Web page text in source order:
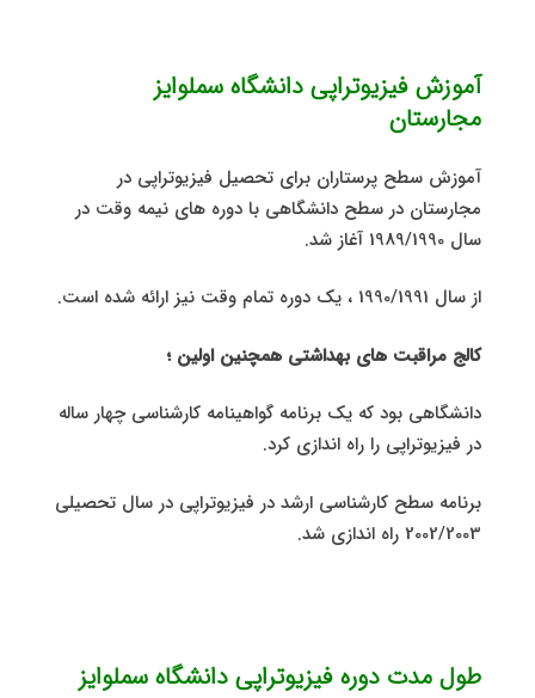
آموزش فیزیوتراپی دانشگاه سملوایز
مجارستان
آموزش سطح پرستاران برای تحصیل فیزیوتراپی در
مجارستان در سطح دانشگاهی با دوره های نیمه وقت در
سال 1989/1990 آغاز شد.
از سال 1990/1991 ، یک دوره تمام وقت نیز ارائه شده است.
کالج مراقبت های بهداشتی همچنین اولین ؛
دانشگاهی بود که یک برنامه گواهینامه کارشناسی چهار ساله
در فیزیوتراپی را راه اندازی کرد.
برنامه سطح کارشناسی ارشد در فیزیوتراپی در سال تحصیلی
2002/2003 راه اندازی شد.
طول مدت دوره فیزیوتراپی دانشگاه سملوایز